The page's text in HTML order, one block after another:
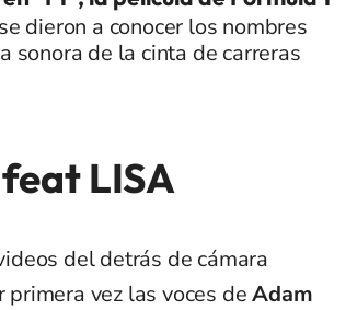
dieron a conocer los nombres
sonora de la cinta de carreras
LISA
del detrás de cámara
primera vez las voces deAdam